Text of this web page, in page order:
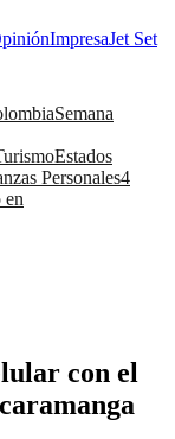
ImpresaJet Set
Semana
Estados
Personales4
en
con el